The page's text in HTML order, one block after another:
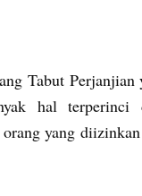
Tabut Perjanjian
hal terperinci
yang